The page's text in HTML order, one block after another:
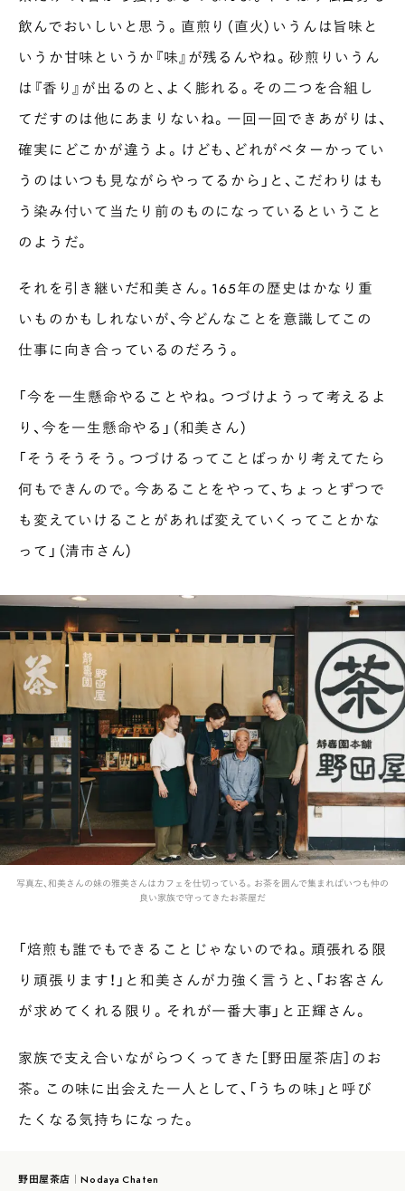
飲んでおいしいと思う。直煎り（直火）いうんは旨味と
いうか甘味というか『味』が残るんやね。砂煎りいうん
は『香り』が出るのと、よく膨れる。その二つを合組し
てだすのは他にあまりないね。一回一回できあがりは、
確実にどこかが違うよ。けども、どれがベターかってい
うのはいつも見ながらやってるから」と、こだわりはも
う染み付いて当たり前のものになっているということ
のようだ。
それを引き継いだ和美さん。165年の歴史はかなり重
いものかもしれないが、今どんなことを意識してこの
仕事に向き合っているのだろう。
「今を一生懸命やることやね。つづけようって考えるよ
り、今を一生懸命やる」（和美さん）
「そうそうそう。つづけるってことばっかり考えてたら
何もできんので。今あることをやって、ちょっとずつで
も変えていけることがあれば変えていくってことかな
って」（清市さん）
写真左、和美さんの妹の雅美さんはカフェを仕切っている。お茶を囲んで集まればいつも仲の
良い家族で守ってきたお茶屋だ
「焙煎も誰でもできることじゃないのでね。頑張れる限
り頑張ります！」と和美さんが力強く言うと、「お客さん
が求めてくれる限り。それが一番大事」と正輝さん。
家族で支え合いながらつくってきた［野田屋茶店］のお
茶。この味に出会えた一人として、「うちの味」と呼び
たくなる気持ちになった。
野田屋茶店｜Nodaya Chaten